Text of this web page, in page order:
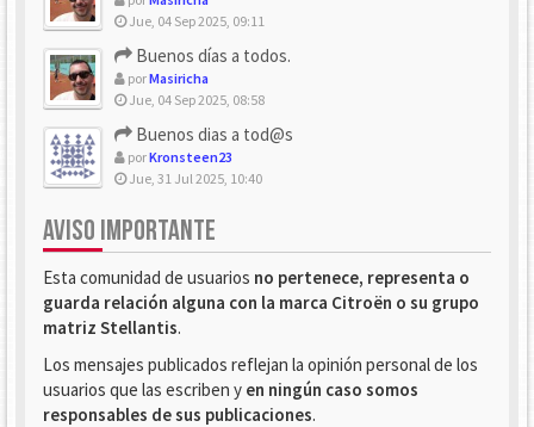
Jue, 04 Sep 2025, 09:11
Buenos días a todos.
porMasiricha
Jue, 04 Sep 2025, 08:58
Buenos dias a tod@s
porKronsteen23
Jue, 31 Jul 2025, 10:40
AVISO IMPORTANTE
Esta comunidad de usuarios no pertenece, representa o
guarda relación alguna con la marca Citroën o su grupo
matriz Stellantis.
Los mensajes publicados reflejan la opinión personal de los
usuarios que las escriben y en ningún caso somos
responsables de sus publicaciones.